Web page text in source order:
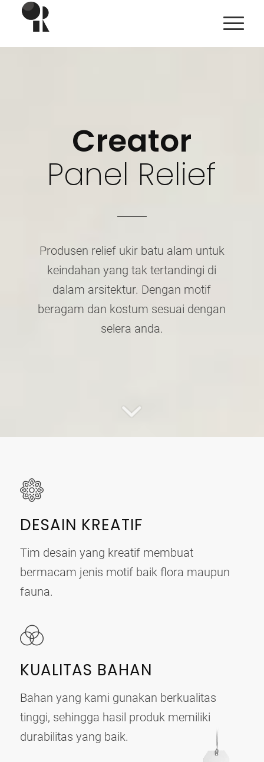
Creator
Panel Relief
Produsen relief ukir batu alam untuk
keindahan yang tak tertandingi di
dalam arsitektur. Dengan motif
beragam dan kostum sesuai dengan
selera anda.
DESAIN KREATIF
Tim desain yang kreatif membuat
bermacam jenis motif baik flora maupun
fauna.
KUALITAS BAHAN
Bahan yang kami gunakan berkualitas
tinggi, sehingga hasil produk memiliki
durabilitas yang baik.